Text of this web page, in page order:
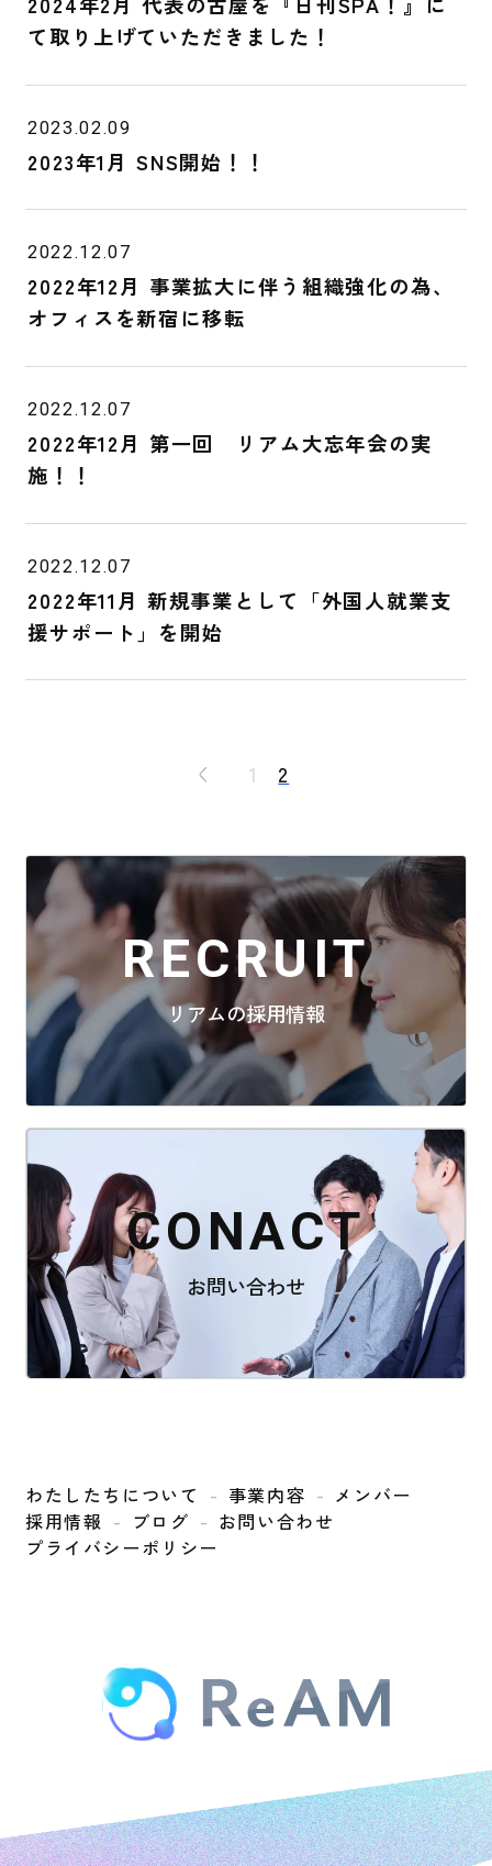
て取り上げていただきました！
2023.02.09
2023年1月 SNS開始！！
2022.12.07
2022年12月 事業拡大に伴う組織強化の為、
オフィスを新宿に移転
2022.12.07
2022年12月 第一回 リアム大忘年会の実
施！！
2022.12.07
2022年11月 新規事業として「外国人就業支
援サポート」を開始
1 2
RECRUIT
リアムの採用情報
CONACT
お問い合わせ
わたしたちについて 事業内容
メンバー
採用情報
ブログ
お問い合わせ
プライバシーポリシー